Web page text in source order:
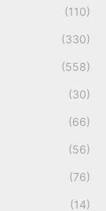
(110)
(330)
(558)
(30)
(66)
(56)
(76)
(14)